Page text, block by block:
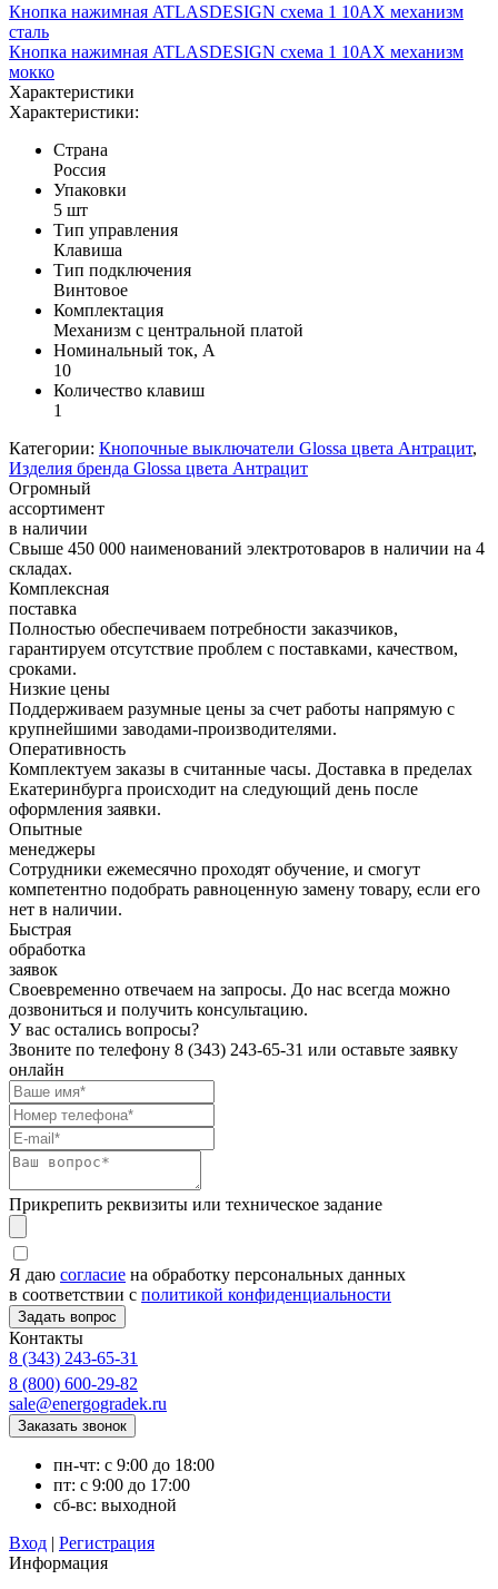
Кнопка нажимная ATLASDESIGN схема 1 10АХ механизм
сталь
Кнопка нажимная ATLASDESIGN схема 1 10АХ механизм
мокко
Характеристики
Характеристики:
Страна
Россия
Упаковки
5 шт
Тип управления
Клавиша
Тип подключения
Винтовое
Комплектация
Механизм с центральной платой
Номинальный ток, А
10
Количество клавиш
1
Категории: Кнопочные выключатели Glossa цвета Антрацит,
Изделия бренда Glossa цвета Антрацит
Огромный
ассортимент
в наличии
Свыше 450 000 наименований электротоваров в наличии на 4
складах.
Комплексная
поставка
Полностью обеспечиваем потребности заказчиков,
гарантируем отсутствие проблем с поставками, качеством,
сроками.
Низкие цены
Поддерживаем разумные цены за счет работы напрямую с
крупнейшими заводами-производителями.
Оперативность
Комплектуем заказы в считанные часы. Доставка в пределах
Екатеринбурга происходит на следующий день после
оформления заявки.
Опытные
менеджеры
Сотрудники ежемесячно проходят обучение, и смогут
компетентно подобрать равноценную замену товару, если его
нет в наличии.
Быстрая
обработка
заявок
Своевременно отвечаем на запросы. До нас всегда можно
дозвониться и получить консультацию.
У вас остались вопросы?
Звоните по телефону 8 (343) 243-65-31 или оставьте заявку
онлайн
Прикрепить реквизиты или техническое задание
Я даю согласие на обработку персональных данных
в соответствии с политикой конфиденциальности
Контакты
8 (343) 243-65-31
8 (800) 600-29-82
sale@energogradek.ru
пн-чт: с 9:00 до 18:00
пт: с 9:00 до 17:00
сб-вс: выходной
Вход | Регистрация
Информация